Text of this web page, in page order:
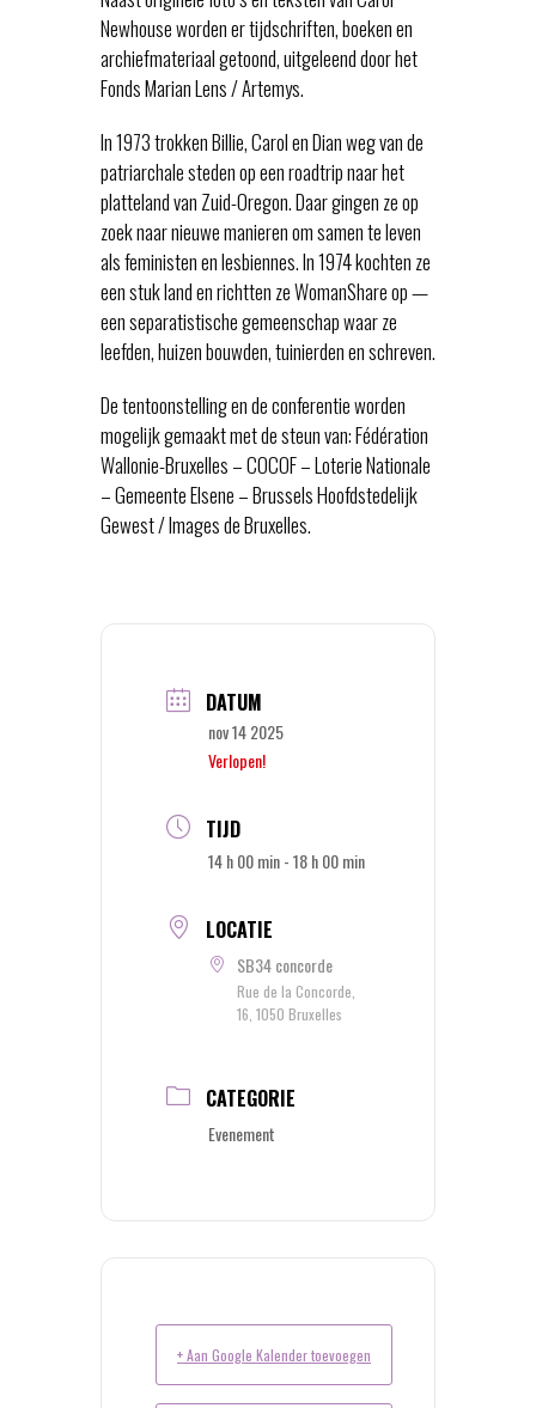
Newhouse worden er tijdschriften, boeken en
archiefmateriaal getoond, uitgeleend door het
Fonds Marian Lens / Artemys.
In 1973 trokken Billie, Carol en Dian weg van de
patriarchale steden op een roadtrip naar het
platteland van Zuid-Oregon. Daar gingen ze op
zoek naar nieuwe manieren om samen te leven
als feministen en lesbiennes. In 1974 kochten ze
een stuk land en richtten ze WomanShare op —
een separatistische gemeenschap waar ze
leefden, huizen bouwden, tuinierden en schreven.
De tentoonstelling en de conferentie worden
mogelijk gemaakt met de steun van: Fédération
Wallonie-Bruxelles – COCOF – Loterie Nationale
– Gemeente Elsene – Brussels Hoofdstedelijk
Gewest / Images de Bruxelles.
DATUM
nov 14 2025
Verlopen!
TIJD
14 h 00 min - 18 h 00 min
LOCATIE
SB34 concorde
Rue de la Concorde,
16, 1050 Bruxelles
CATEGORIE
Evenement
+ Aan Google Kalender toevoegen